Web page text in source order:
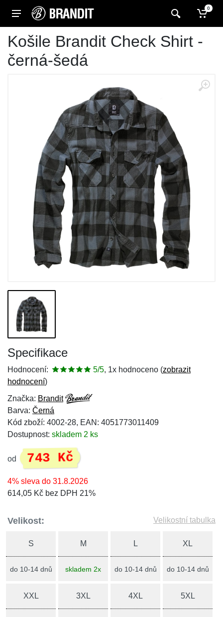
0
Košile Brandit Check Shirt -
černá-šedá
Specifikace
Hodnocení: 5/5, 1x hodnoceno (zobrazit
hodnocení)
Značka: Brandit
Barva: Černá
Kód zboží: 4002-28, EAN: 4051773011409
Dostupnost: skladem 2 ks
od 743 Kč
4% sleva do 31.8.2026
614,05 Kč bez DPH 21%
Velikost: Velikostní tabulka
S
do 10-14 dnů
M
skladem 2x
L
do 10-14 dnů
XL
do 10-14 dnů
XXL 3XL 4XL 5XL